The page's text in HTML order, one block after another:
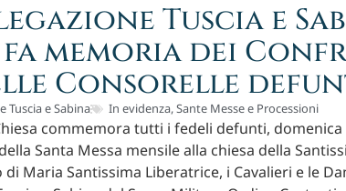
Tuscia e
memoria dei
Consorelle
Tuscia e Sabina In evidenza,Sante Messe e Processioni
commemora tutti i fedeli defunti,
Santa Messa mensile alla chiesa della
Maria Santissima Liberatrice, i Cavalieri e le